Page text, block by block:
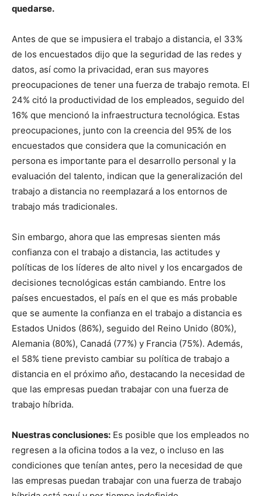
quedarse.
Antes de que se impusiera el trabajo a distancia, el 33%
de los encuestados dijo que la seguridad de las redes y
datos, así como la privacidad, eran sus mayores
preocupaciones de tener una fuerza de trabajo remota. El
24% citó la productividad de los empleados, seguido del
16% que mencionó la infraestructura tecnológica. Estas
preocupaciones, junto con la creencia del 95% de los
encuestados que considera que la comunicación en
persona es importante para el desarrollo personal y la
evaluación del talento, indican que la generalización del
trabajo a distancia no reemplazará a los entornos de
trabajo más tradicionales.
Sin embargo, ahora que las empresas sienten más
confianza con el trabajo a distancia, las actitudes y
políticas de los líderes de alto nivel y los encargados de
decisiones tecnológicas están cambiando. Entre los
países encuestados, el país en el que es más probable
que se aumente la confianza en el trabajo a distancia es
Estados Unidos (86%), seguido del Reino Unido (80%),
Alemania (80%), Canadá (77%) y Francia (75%). Además,
el 58% tiene previsto cambiar su política de trabajo a
distancia en el próximo año, destacando la necesidad de
que las empresas puedan trabajar con una fuerza de
trabajo híbrida.
Nuestras conclusiones: Es posible que los empleados no
regresen a la oficina todos a la vez, o incluso en las
condiciones que tenían antes, pero la necesidad de que
las empresas puedan trabajar con una fuerza de trabajo